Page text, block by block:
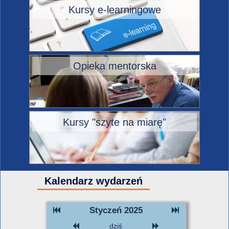
Kursy e-learningowe
Opieka mentorska
Kursy "szyte na miarę"
Kalendarz wydarzeń
Styczeń 2025
dziś